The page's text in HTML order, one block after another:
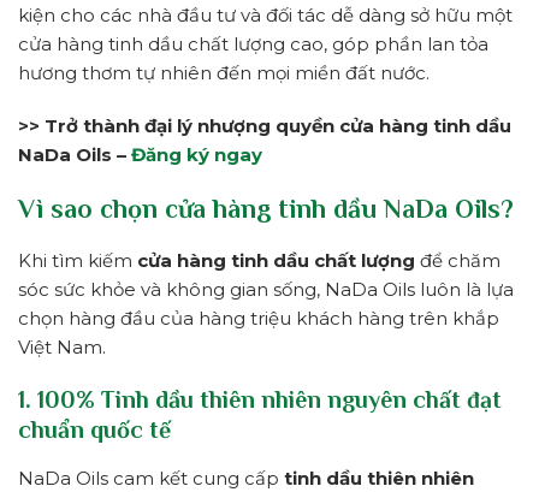
kiện cho các nhà đầu tư và đối tác dễ dàng sở hữu một
cửa hàng tinh dầu chất lượng cao, góp phần lan tỏa
hương thơm tự nhiên đến mọi miền đất nước.
>> Trở thành đại lý nhượng quyền cửa hàng tinh dầu
NaDa Oils – Đăng ký ngay
Vì sao chọn cửa hàng tinh dầu NaDa Oils?
Khi tìm kiếm cửa hàng tinh dầu chất lượng để chăm
sóc sức khỏe và không gian sống, NaDa Oils luôn là lựa
chọn hàng đầu của hàng triệu khách hàng trên khắp
Việt Nam.
1. 100% Tinh dầu thiên nhiên nguyên chất đạt
chuẩn quốc tế
NaDa Oils cam kết cung cấp tinh dầu thiên nhiên